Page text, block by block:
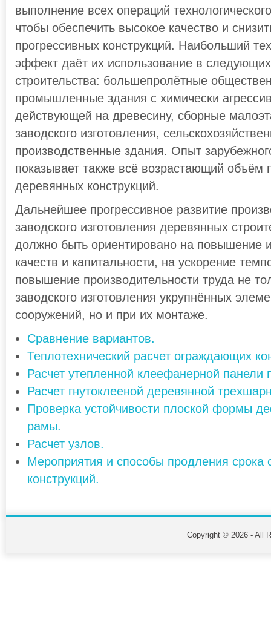
выполнение всех операций
чтобы обеспечить высокое качество и
прогрессивных конструкций. Наибольший
эффект даёт их использование в
строительства: большепролётные
промышленные здания с химически
действующей на древесину, сборные
заводского изготовления,
производственные здания. Опыт
показывает также всё возрастающий объём
деревянных конструкций.
Дальнейшее прогрессивное развитие
заводского изготовления деревянных
должно быть ориентировано на повышение
качеств и капитальности, на ускорение
повышение производительности труда не
заводского изготовления укрупнённых
сооружений, но и при их монтаже.
Сравнение вариантов.
Теплотехнический расчет ограждающих
Расчет утепленной клеефанерной панели
Расчет гнутоклееной деревянной
Проверка устойчивости плоской формы
рамы.
Расчет узлов.
Мероприятия и способы продления срока
конструкций.
Copyright © 2026 - All